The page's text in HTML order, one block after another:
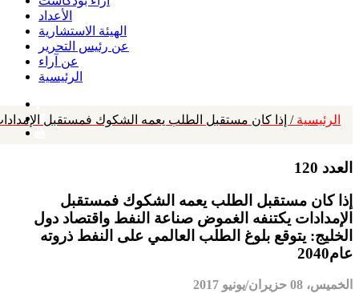
الأعداد
الهيئة الاستشارية
عن رئيس التحرير
عن آراء
الرئيسية
الرئيسية / إذا كان مستقبل الطلب يعمه الشكوك فمستقبل
العدد 120
إذا كان مستقبل الطلب يعمه الشكوك فمستقبل
الإمدادات يكتنفه الغموض صناعة النفط واقتصاد دول
الخليج: يتوقع بلوغ الطلب العالمي على النفط ذروته
عام2040
الخميس، 08 حزيران/يونيو 2017